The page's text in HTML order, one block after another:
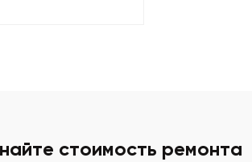
стоимость ремонта